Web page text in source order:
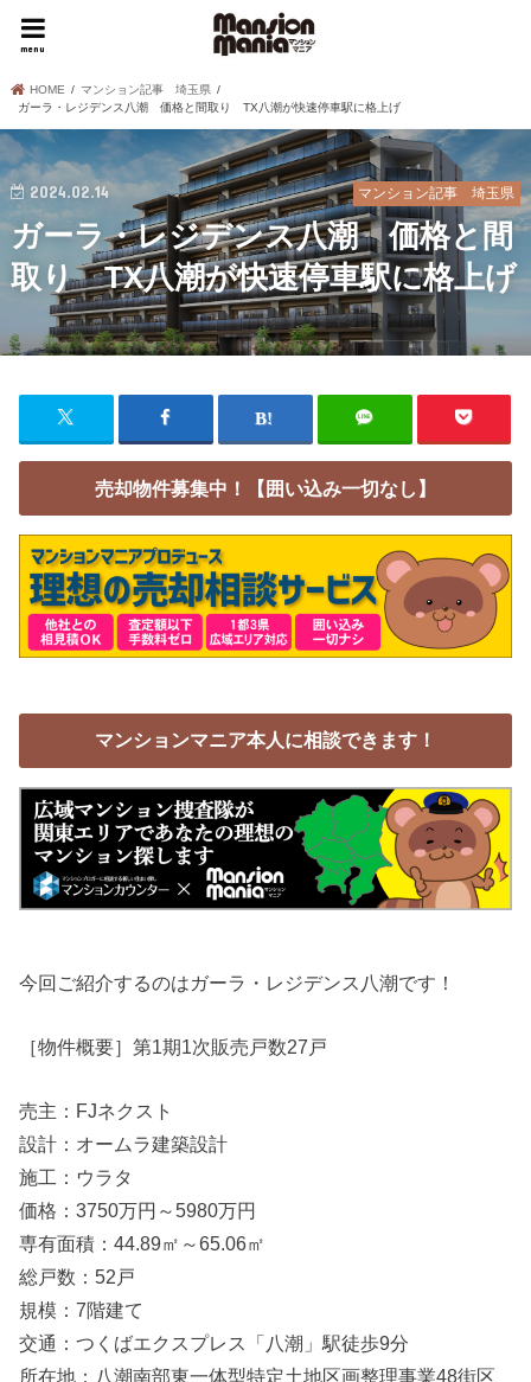
menu
HOME
マンション記事 埼玉県
ガーラ・レジデンス八潮 価格と間取り TX八潮が快速停車駅に格上げ
マンション記事 埼玉県
2024.02.14
ガーラ・レジデンス八潮 価格と間
取り TX八潮が快速停車駅に格上げ
売却物件募集中！【囲い込み一切なし】
マンションマニア本人に相談できます！
今回ご紹介するのはガーラ・レジデンス八潮です！
［物件概要］第1期1次販売戸数27戸
売主：FJネクスト
設計：オームラ建築設計
施工：ウラタ
価格：3750万円～5980万円
専有面積：44.89㎡～65.06㎡
総戸数：52戸
規模：7階建て
交通：つくばエクスプレス「八潮」駅徒歩9分
所在地：八潮南部東一体型特定土地区画整理事業48街区